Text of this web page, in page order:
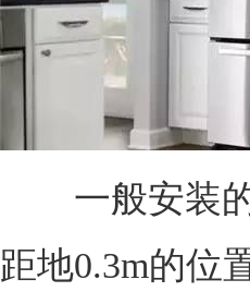
一般安装的
距地0.3m的位